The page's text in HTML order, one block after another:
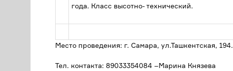
года. Класс высотно- технический.
Место проведения: г. Самара, ул.Ташкентская, 194.
Тел. контакта: 89033354084 –Марина Князева